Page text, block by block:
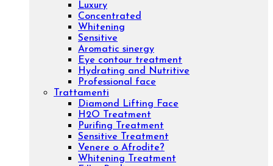
Prodotti
Creme viso
Contorno occhi
Sieri viso
Lozioni viso
Detergenti viso
Maschere
Esfolianti viso
Oli nutrienti
Oli essenziali
Concentrati viso